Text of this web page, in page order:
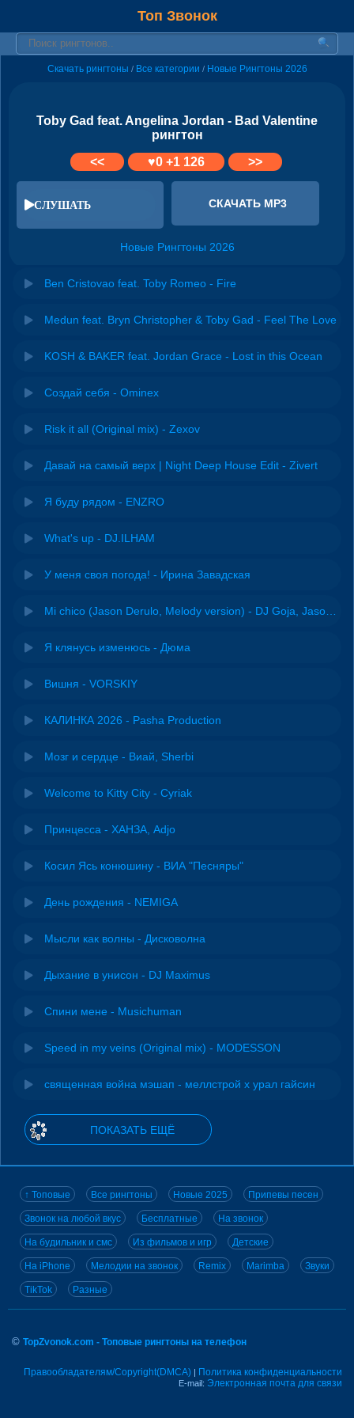
Топ Звонок
Скачать рингтоны / Все категории / Новые Рингтоны 2026
Toby Gad feat. Angelina Jordan - Bad Valentine
рингтон
<<
♥0 +1 126 >>
СЛУШАТЬ СКАЧАТЬ MP3
Новые Рингтоны 2026
Ben Cristovao feat. Toby Romeo - Fire
Medun feat. Bryn Christopher & Toby Gad - Feel The Love
KOSH & BAKER feat. Jordan Grace - Lost in this Ocean
Создай себя - Ominex
Risk it all (Original mix) - Zexov
Давай на самый верх | Night Deep House Edit - Zivert
Я буду рядом - ENZRO
What's up - DJ.ILHAM
У меня своя погода! - Ирина Завадская
Я клянусь изменюсь - Дюма
Вишня - VORSKIY
КАЛИНКА 2026 - Pasha Production
Мозг и сердце - Виай, Sherbi
Welcome to Kitty City - Cyriak
Принцесса - ХАНЗА, Adjo
Косил Ясь конюшину - ВИА "Песняры"
День рождения - NEMIGA
Мысли как волны - Дисковолна
Дыхание в унисон - DJ Maximus
Спини мене - Musichuman
Speed in my veins (Original mix) - MODESSON
священная война мэшап - меллстрой х урал гайсин
ПОКАЗАТЬ ЕЩЁ
↑ Топовые Все рингтоны Новые 2025 Припевы песен
Звонок на любой вкус Бесплатные На звонок
На будильник и смс Из фильмов и игр Детские
На iPhone Мелодии на звонок Remix Marimba Звуки
TikTok Разные
© TopZvonok.com - Топовые рингтоны на телефон
Правообладателям/Copyright(DMCA) | Политика конфиденциальности
E-mail: Электронная почта для связи